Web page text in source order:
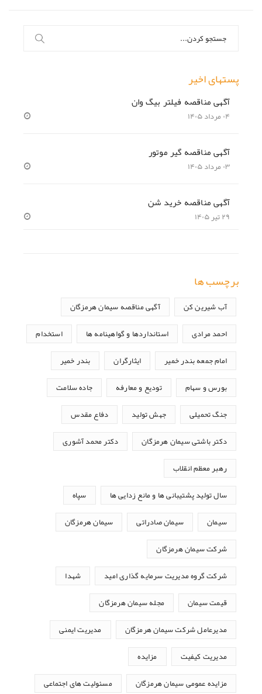
برای:
پستهای اخیر
آگهی مناقصه فیلتر بیگ وان
۰۴ مرداد ۱۴۰۵
آگهی مناقصه گیر موتور
۰۳ مرداد ۱۴۰۵
آگهی مناقصه خرید شن
۲۹ تیر ۱۴۰۵
برچسب ها
آب شیرین کن آگهی مناقصه سیمان هرمزگان
احمد مرادی استانداردها و گواهینامه ها استخدام
امام جمعه بندر خمیر ایثارگران بندر خمیر
بورس و سهام تودیع و معارفه جاده سلامت
جنگ تحمیلی جهش تولید دفاع مقدس
دکتر باشتی سیمان هرمزگان دکتر محمد آشوری
رهبر معظم انقلاب
سال تولید پشتیبانی ها و مانع زدایی ها سپاه
سیمان سیمان صادراتی سیمان هرمزگان
شرکت سیمان هرمزگان
شرکت گروه مدیریت سرمایه گذاری امید شهدا
قیمت سیمان مجله سیمان هرمزگان
مدیرعامل شرکت سیمان هرمزگان مدیریت ایمنی
مدیریت کیفیت مزایده
مزایده عمومی سیمان هرمزگان مسئولیت های اجتماعی